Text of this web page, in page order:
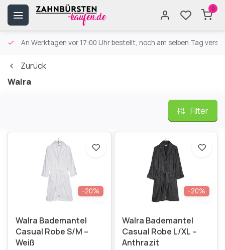
0
An Werktagen vor 17:00 Uhr bestellt, noch am selben Tag
Zurück
Walra
Filter
-20%
Walra Bademantel
Casual Robe S/M –
Weiß
-20%
Walra Bademantel
Casual Robe L/XL –
Anthrazit